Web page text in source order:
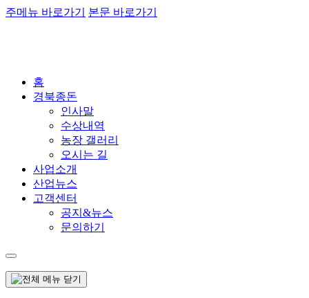
주메뉴 바로가기 본문 바로가기
홈
경북종돈
인사말
수상내역
농장 갤러리
오시는 길
사업소개
산업뉴스
고객센터
공지&뉴스
문의하기